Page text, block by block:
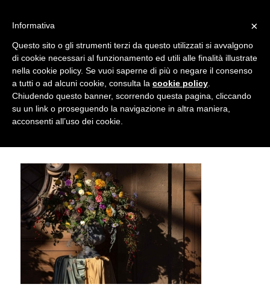
Re e regine di fiori – Omaggio a
Constance Spry © Marco Mercuri
accetta l'uso dei cookies previsto nella pagina dedicata.
Fai clic per abilitare/disabilitare il tracciamento di
Google Analytics.
OK Privacy e cookie policy
×
Informativa
Questo sito o gli strumenti terzi da questo utilizzati si avvalgono
di cookie necessari al funzionamento ed utili alle finalità illustrate
nella cookie policy. Se vuoi saperne di più o negare il consenso
a tutti o ad alcuni cookie, consulta la cookie policy
Chiudendo questo banner, scorrendo questa pagina, cliccando
su un link o proseguendo la navigazione in altra maniera,
acconsenti all’uso dei cookie.